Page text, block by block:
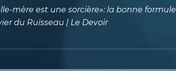
mère est une sorcière»: la bonne formule
du Ruisseau | Le Devoir